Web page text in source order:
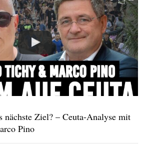
nächste Ziel? – Ceuta-Analyse mit
Pino